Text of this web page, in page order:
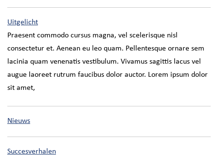
Uitgelicht
Praesent commodo cursus magna, vel scelerisque nisl
consectetur et. Aenean eu leo quam. Pellentesque ornare sem
lacinia quam venenatis vestibulum. Vivamus sagittis lacus vel
augue laoreet rutrum faucibus dolor auctor. Lorem ipsum dolor
sit amet,
Nieuws
Succesverhalen